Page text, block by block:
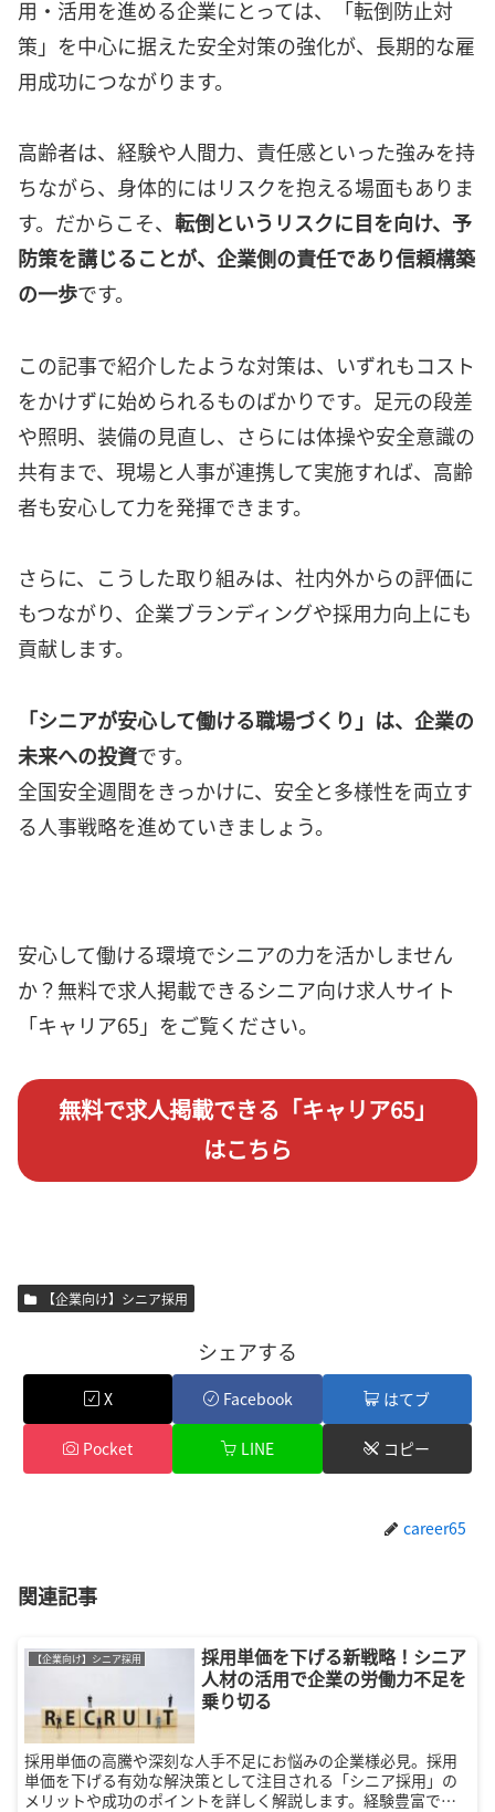
用・活用を進める企業にとっては、「転倒防止対
策」を中心に据えた安全対策の強化が、長期的な雇
用成功につながります。
高齢者は、経験や人間力、責任感といった強みを持
ちながら、身体的にはリスクを抱える場面もありま
す。だからこそ、 転倒というリスクに目を向け、予
防策を講じることが、企業側の責任であり信頼構築
の一歩です。
この記事で紹介したような対策は、いずれもコスト
をかけずに始められるものばかりです。足元の段差
や照明、装備の見直し、さらには体操や安全意識の
共有まで、現場と人事が連携して実施すれば、高齢
者も安心して力を発揮できます。
さらに、こうした取り組みは、社内外からの評価に
もつながり、企業ブランディングや採用力向上にも
貢献します。
「シニアが安心して働ける職場づくり」は、企業の
未来への投資です。
全国安全週間をきっかけに、安全と多様性を両立す
る人事戦略を進めていきましょう。
安心して働ける環境でシニアの力を活かしません
か？無料で求人掲載できるシニア向け求人サイト
「キャリア65」をご覧ください。
無料で求人掲載できる「キャリア65」
はこちら
【企業向け】シニア採用
シェアする
X Facebook はてブ
Pocket LINE コピー
career65
関連記事
【企業向け】シニア採用
採用単価を下げる新戦略！シニア
人材の活用で企業の労働力不足を
乗り切る
採用単価の高騰や深刻な人手不足にお悩みの企業様必見。採用
単価を下げる有効な解決策として注目される「シニア採用」の
メリットや成功のポイントを詳しく解説します。経験豊富で定